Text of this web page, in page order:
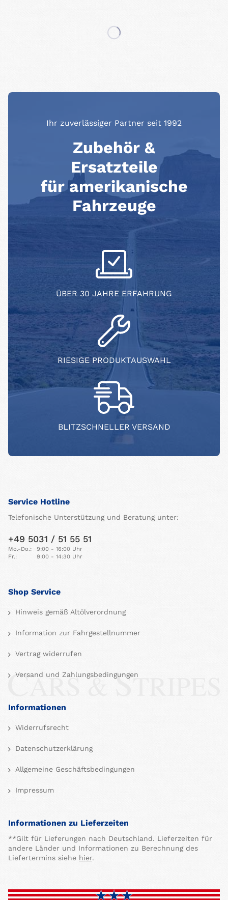
Ihr zuverlässiger Partner seit 1992
Zubehör &
Ersatzteile
für amerikanische
Fahrzeuge
ÜBER 30 JAHRE ERFAHRUNG
RIESIGE PRODUKTAUSWAHL
BLITZSCHNELLER VERSAND
Service Hotline
Telefonische Unterstützung und Beratung unter:
+49 5031 / 51 55 51
Mo.-Do.:
9:00 - 16:00 Uhr
Fr.:
9:00 - 14:30 Uhr
Shop Service
Hinweis gemäß Altölverordnung
Information zur Fahrgestellnummer
Vertrag widerrufen
Versand und Zahlungsbedingungen
Informationen
Widerrufsrecht
Datenschutzerklärung
Allgemeine Geschäftsbedingungen
Impressum
Informationen zu Lieferzeiten
**Gilt für Lieferungen nach Deutschland. Lieferzeiten für
andere Länder und Informationen zu Berechnung des
Liefertermins siehe hier.